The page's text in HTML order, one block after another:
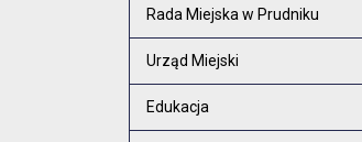
Rada Miejska w Prudniku
Urząd Miejski
Edukacja